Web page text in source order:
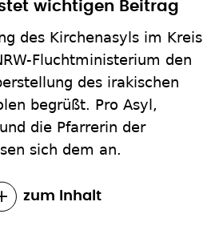
wichtigen Beitrag
des Kirchenasyls im Kreis
Fluchtministerium den
des irakischen
begrüßt. Pro Asyl,
die Pfarrerin der
sich dem an.
zum Inhalt